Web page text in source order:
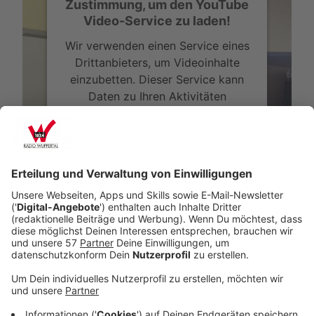
Zustimmung, um den YouTube
Video-Service zu laden!
Wir verwenden einen Service eines
Drittanbieters, um Videoinhalte
einzubetten. Dieser Service kann
Daten zu Ihren Aktivitäten
Mehr Informationen
Akzeptieren
powered byUsercentrics Consent
Leben mit dem Klimawandel: Der Arzt
Anzeige
Vom Insekten übertragene Krankheiten